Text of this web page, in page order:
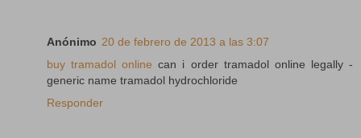
Anónimo 20 de febrero de 2013 a las 3:07
buy tramadol online can i order tramadol online legally -
generic name tramadol hydrochloride
Responder